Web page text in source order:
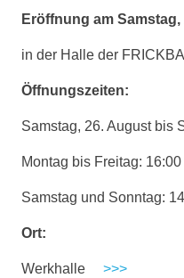
Eröffnung am
in der Halle der
Öffnungszeiten:
Samstag, 26. August bis
Montag bis Freitag:
Samstag und Sonntag:
Ort:
Werkhalle >>>